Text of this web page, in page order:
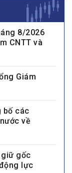
8/2026
CNTT và
Giám
bố các
về
giữ gốc
lực